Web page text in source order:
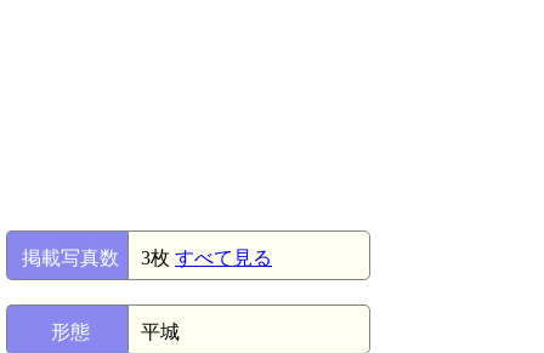
掲載写真数 3枚 すべて見る
形態 平城